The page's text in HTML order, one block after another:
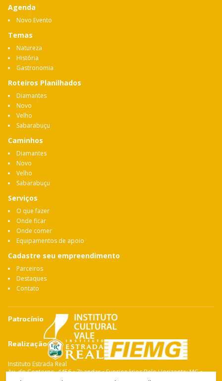
Agenda
Novo Evento
Temas
Natureza
História
Gastronomia
Roteiros Planilhados
Diamantes
Novo
Velho
Sabarabuçu
Caminhos
Diamantes
Novo
Velho
Sabarabuçu
Serviços
O que fazer
Onde ficar
Onde comer
Equipamentos de apoio
Cadastre seu empreendimento
Parceiros
Destaques
Contato
Patrocínio
Realização
Instituto Estrada Real
Av. do Contorno, 4456 • 7º andar • Funcionários Belo Horizonte: MG •